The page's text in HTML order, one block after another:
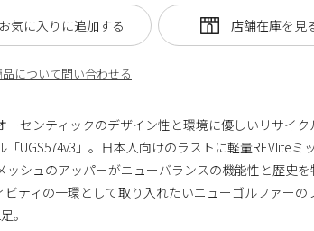
品について問い合わせる
お気に入りに追加する
ーセンティックのデザイン性と環境に優しいリサイ
「UGS574v3」。日本人向けのラストに軽量REVliteミ
ッシュのアッパーがニューバランスの機能性と歴史
ビティの一環として取り入れたいニューゴルファーの
。